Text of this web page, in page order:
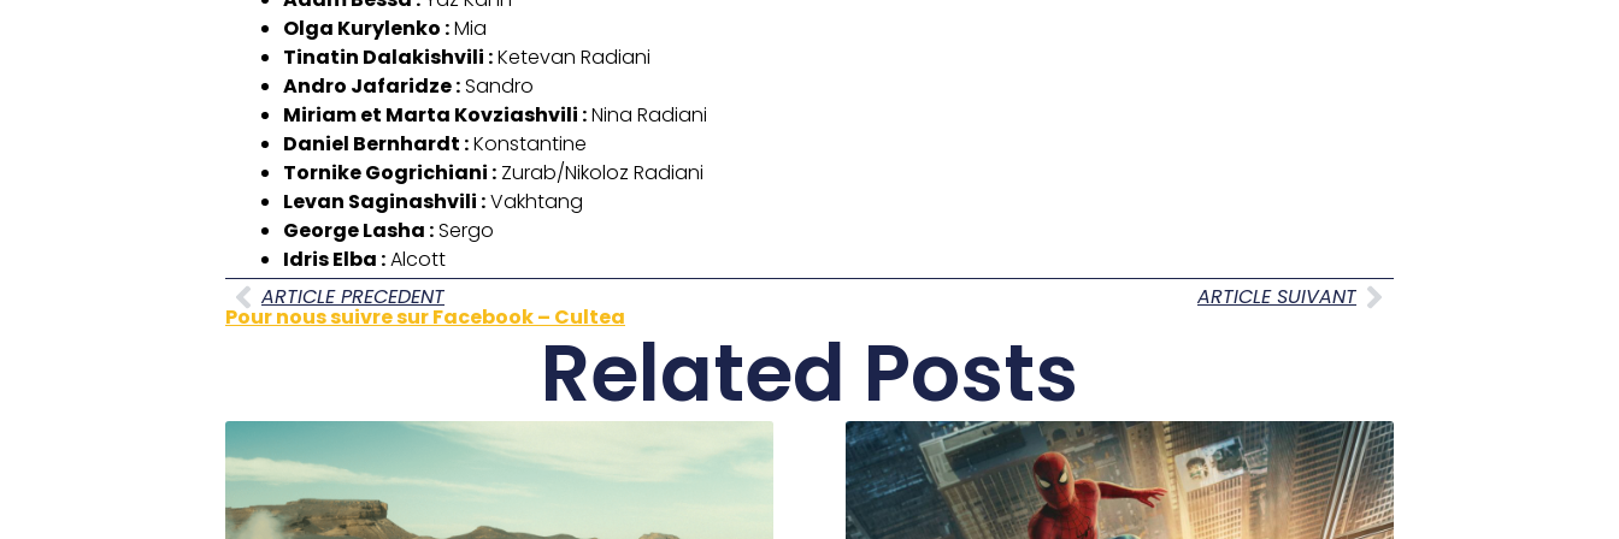
Olga Kurylenko :Mia
Tinatin Dalakishvili :Ketevan Radiani
Andro Jafaridze :Sandro
Miriam et Marta Kovziashvili :Nina Radiani
Daniel Bernhardt :Konstantine
Tornike Gogrichiani : Zurab/Nikoloz Radiani
Levan Saginashvili :Vakhtang
George Lasha :Sergo
Idris Elba :Alcott
Pour nous suivre sur Facebook – Cultea
ARTICLE PRECEDENT ARTICLE SUIVANT
Related Posts